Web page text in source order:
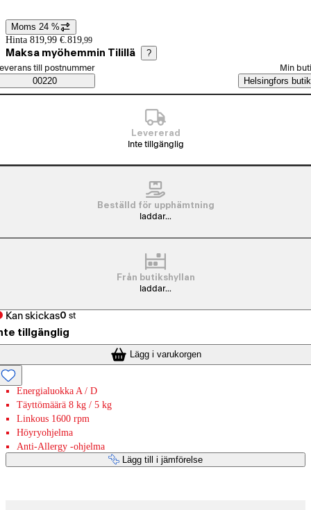
Prisinformation
Moms 24 %
Hinta 819,99 €. 819,99
Maksa myöhemmin Tilillä ?
Saatavuustiedot
beställningssätt
till postnummer
00220
Min
Helsingfors butik
Levererad
Inte tillgänglig
Beställd för upphämtning
laddar...
Från butikshyllan
laddar...
Kan skickas0 st
tillgänglig
Lägg i varukorgen
Energialuokka A / D
Täyttömäärä 8 kg / 5 kg
Linkous 1600 rpm
Höyryohjelma
Anti-Allergy -ohjelma
Lägg till i jämförelse